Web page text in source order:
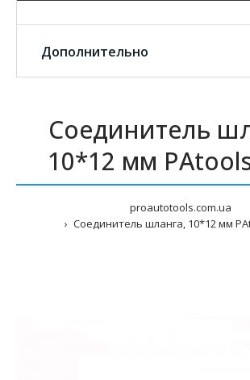
Дополнительно
Соединитель
10*12 мм
proautotools.com.ua
Соединитель шланга, 10*12 мм